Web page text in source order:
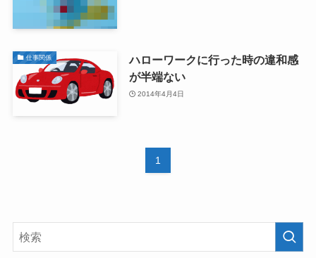
仕事関係
ハローワークに行った時の違和感
が半端ない
2014年4月4日
1